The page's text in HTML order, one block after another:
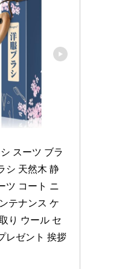
スーツ ブラ
シ 天然木 静
ツ コート ニ
テナンス ケ
り ウール セ
レゼント 挨拶